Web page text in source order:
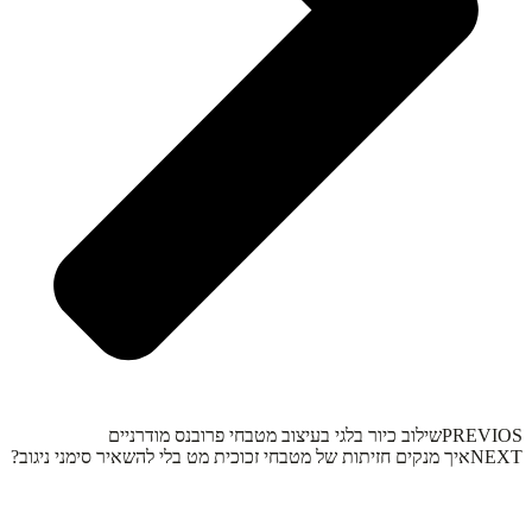
PREVIOSשילוב כיור בלגי בעיצוב מטבחי פרובנס מודרניים
NEXTאיך מנקים חזיתות של מטבחי זכוכית מט בלי להשאיר סימני ניגוב?